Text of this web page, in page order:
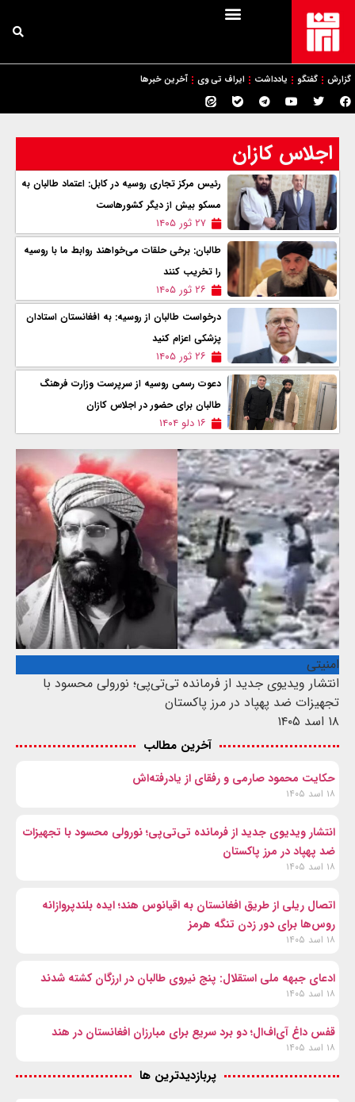
گزارش گفتگو یادداشت ایراف تی وی آخرین خبرها
اجلاس کازان
رئیس مرکز تجاری روسیه در کابل: اعتماد طالبان به
مسکو بیش از دیگر کشورهاست
۲۷ ثور ۱۴۰۵
طالبان: برخی حلقات می‌خواهند روابط ما با روسیه
را تخریب کنند
۲۶ ثور ۱۴۰۵
درخواست طالبان از روسیه: به افغانستان استادان
پزشکی اعزام کنید
۲۶ ثور ۱۴۰۵
دعوت رسمی روسیه از سرپرست وزارت فرهنگ
طالبان برای حضور در اجلاس کازان
۱۶ دلو ۱۴۰۴
امنیتی
انتشار ویدیوی جدید از فرمانده تی‌تی‌پی؛ نورولی محسود با
تجهیزات ضد پهپاد در مرز پاکستان
۱۸ اسد ۱۴۰۵
آخرین مطالب
حکایت محمود صارمی و رفقای از یادرفته‌اش
۱۸ اسد ۱۴۰۵
انتشار ویدیوی جدید از فرمانده تی‌تی‌پی؛ نورولی محسود با تجهیزات
ضد پهپاد در مرز پاکستان
۱۸ اسد ۱۴۰۵
اتصال ریلی از طریق افغانستان به اقیانوس هند؛ ایده بلندپروازانه
روس‌ها برای دور زدن تنگه هرمز
۱۸ اسد ۱۴۰۵
ادعای جبهه ملی استقلال: پنج نیروی طالبان در ارزگان کشته شدند
۱۸ اسد ۱۴۰۵
قفس داغ آی‌اف‌ال؛ دو برد سریع برای مبارزان افغانستان در هند
۱۸ اسد ۱۴۰۵
پربازدیدترین ها